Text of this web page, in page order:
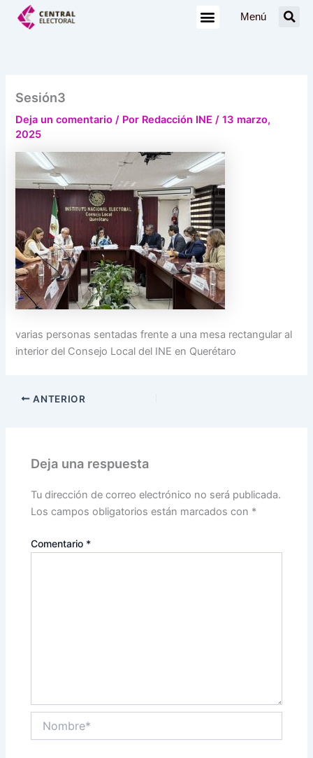
Menú
Sesión3
Deja un comentario / Por Redacción INE/13 marzo,
2025
varias personas sentadas frente a una mesa rectangular al
interior del Consejo Local del INE en Querétaro
ANTERIOR
Deja una respuesta
Tu dirección de correo electrónico no será publicada.
Los campos obligatorios están marcados con *
Comentario *